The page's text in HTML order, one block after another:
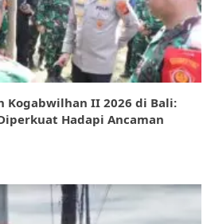
Kogabwilhan II 2026 di Bali:
Hadapi Ancaman